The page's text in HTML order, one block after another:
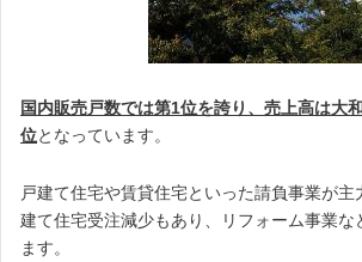
国内販売戸数では第1位を誇り、売上高は大
位となっています。
戸建て住宅や賃貸住宅といった請負事業が主
建て住宅受注減少もあり、リフォーム事業な
ます。